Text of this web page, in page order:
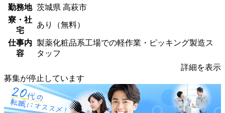
勤務地 茨城県 高萩市
寮・社
宅
あり（無料）
仕事内
容
製薬化粧品系工場での軽作業・ピッキング製造ス
タッフ
詳細を表示
募集が停止しています